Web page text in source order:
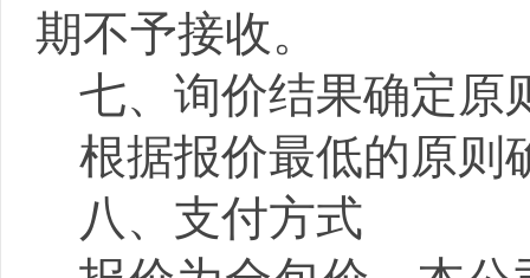
期不予接收。
七、询价结果确定原
根据报价最低的原则
八 、支付方式